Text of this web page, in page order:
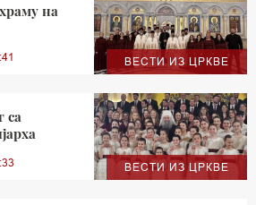
ВЕСТИ ИЗ ЦРКВЕ
на
ВЕСТИ ИЗ ЦРКВЕ
са